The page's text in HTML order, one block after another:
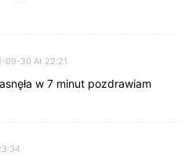
09-30 At 22:21
w 7 minut pozdrawiam